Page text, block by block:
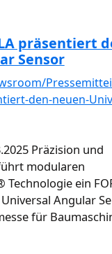
präsentiert
Sensor
den-neuen-
Präzision und
modularen
ein
Angular
für